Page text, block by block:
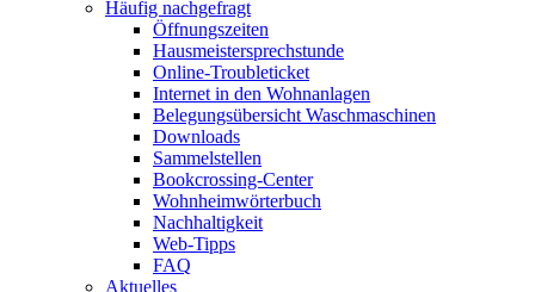
Häufig nachgefragt
Öffnungszeiten
Hausmeistersprechstunde
Online-Troubleticket
Internet in den Wohnanlagen
Belegungsübersicht Waschmaschinen
Downloads
Sammelstellen
Bookcrossing-Center
Wohnheimwörterbuch
Nachhaltigkeit
Web-Tipps
FAQ
Aktuelles